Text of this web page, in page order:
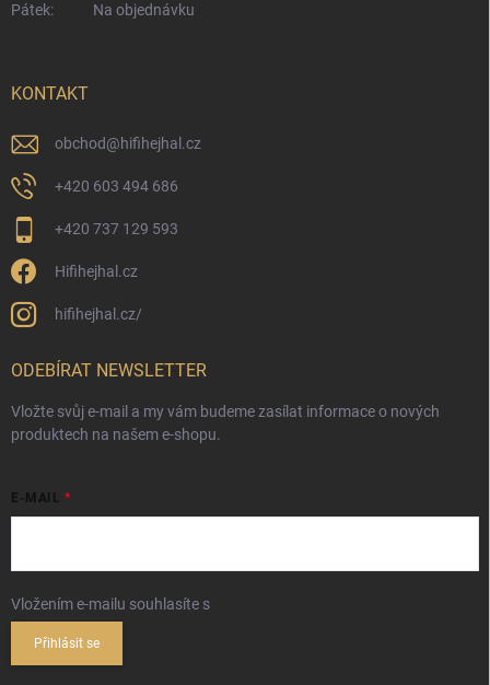
Pátek:
Na objednávku
KONTAKT
obchod@hifihejhal.cz
+420 603 494 686
+420 737 129 593
Hifihejhal.cz
hifihejhal.cz/
ODEBÍRAT NEWSLETTER
Vložte svůj e-mail a my vám budeme zasílat informace o nových
produktech na našem e-shopu.
E-MAIL
Vložením e-mailu souhlasíte s
Přihlásit se